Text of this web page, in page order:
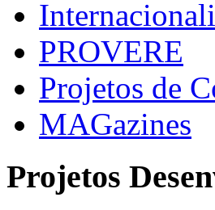
PROVERE
Projetos de
MAGazines
Projetos